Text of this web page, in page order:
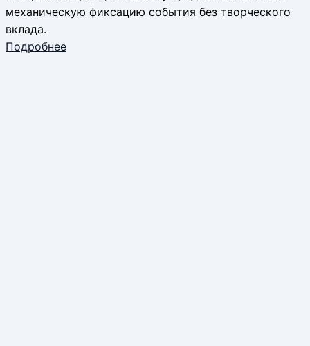
механическую фиксацию события без творческого
вклада.
Подробнее